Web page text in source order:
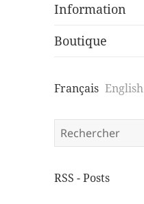
Information
Boutique
Français English
Search
for:
RSS - Posts